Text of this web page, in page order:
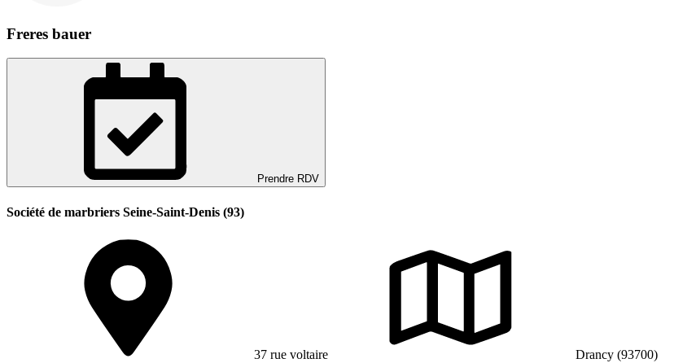
Freres bauer
Prendre RDV
Société de marbriers Seine-Saint-Denis (93)
37 rue voltaire Drancy (93700)